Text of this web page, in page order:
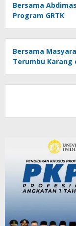
Bersama
Program GRTK
Bersama
Terumbu Karang